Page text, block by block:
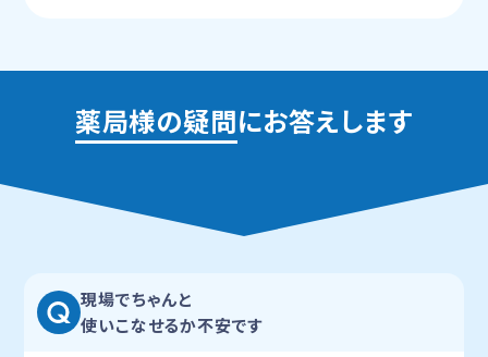
薬局様の疑問にお答えします
現場でちゃんと
使いこなせるか不安です